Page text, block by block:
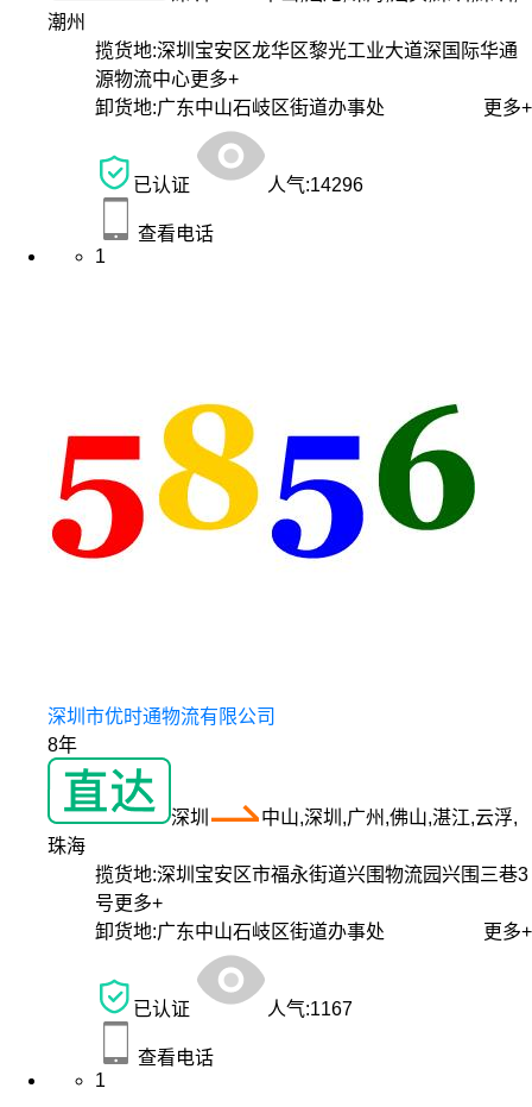
潮州
揽货地:深圳宝安区龙华区黎光工业大道深国际华通
源物流中心更多+
卸货地:广东中山石岐区街道办事处 更多+
已认证 人气:14296
查看电话
1
深圳市优时通物流有限公司
8年
深圳
中山,深圳,广州,佛山,湛江,云浮,
珠海
揽货地:深圳宝安区市福永街道兴围物流园兴围三巷3
号更多+
卸货地:广东中山石岐区街道办事处 更多+
已认证 人气:1167
查看电话
1